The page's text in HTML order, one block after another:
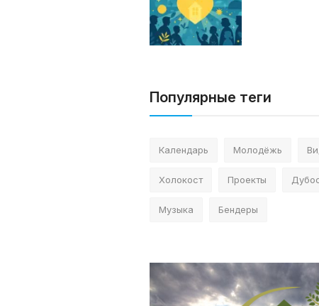
Популярные теги
Календарь Молодёжь
Холокост Проекты
Музыка Бендеры